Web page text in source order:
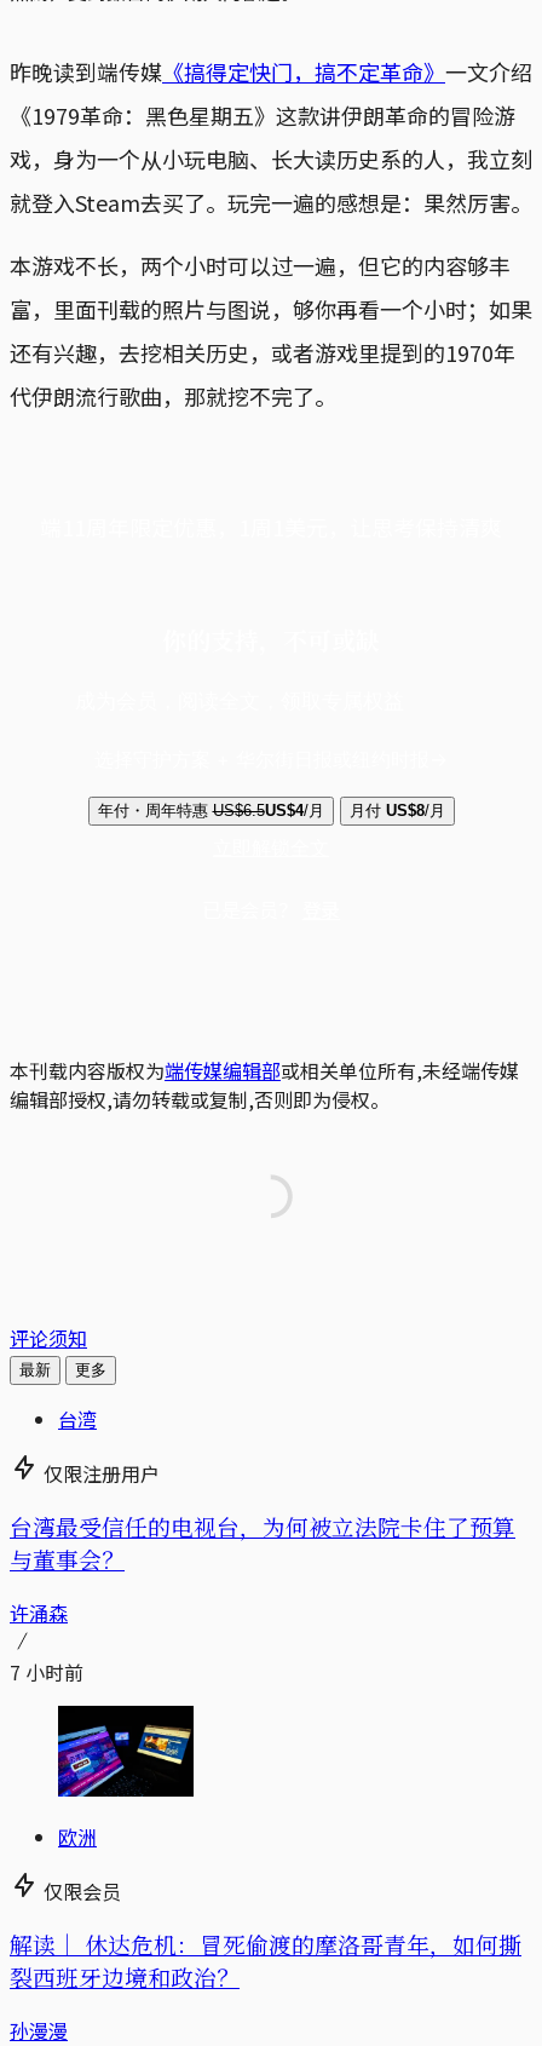
昨晚读到端传媒 《搞得定快门，搞不定革命》 一文介绍
《1979革命：黑色星期五》这款讲伊朗革命的冒险游
戏，身为一个从小玩电脑、长大读历史系的人，我立刻
就登入Steam去买了。玩完一遍的感想是：果然厉害。
本游戏不长，两个小时可以过一遍，但它的内容够丰
富，里面刊载的照片与图说，够你再看一个小时；如果
还有兴趣，去挖相关历史，或者游戏里提到的1970年
代伊朗流行歌曲，那就挖不完了。
年付・周年特惠 US$6.5US$4/月 月付 US$8/月
本刊载内容版权为端传媒编辑部或相关单位所有,未经端传媒
编辑部授权,请勿转载或复制,否则即为侵权。
评论须知
最新 更多
台湾
仅限注册用户
台湾最受信任的电视台，为何被立法院卡住了预算
与董事会？
许涌森
7 小时前
欧洲
仅限会员
解读｜ 休达危机：冒死偷渡的摩洛哥青年，如何撕
裂西班牙边境和政治？
孙漫漫